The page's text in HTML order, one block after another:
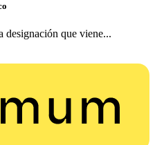
designación que viene...